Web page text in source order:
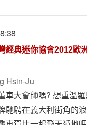
經典迷你協會2012歐
Hsin-Ju
車大會師嗎? 想重溫
馳騁在義大利街角的